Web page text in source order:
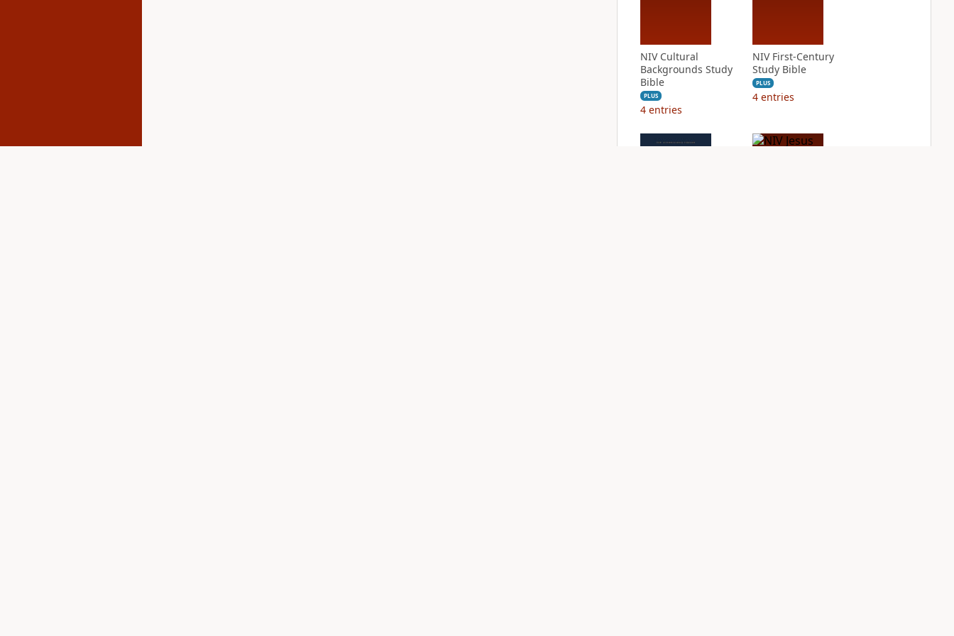
NIV Cultural
Backgrounds Study
Bible
PLUS
4 entries
NIV First-Century
Study Bible
PLUS
4 entries